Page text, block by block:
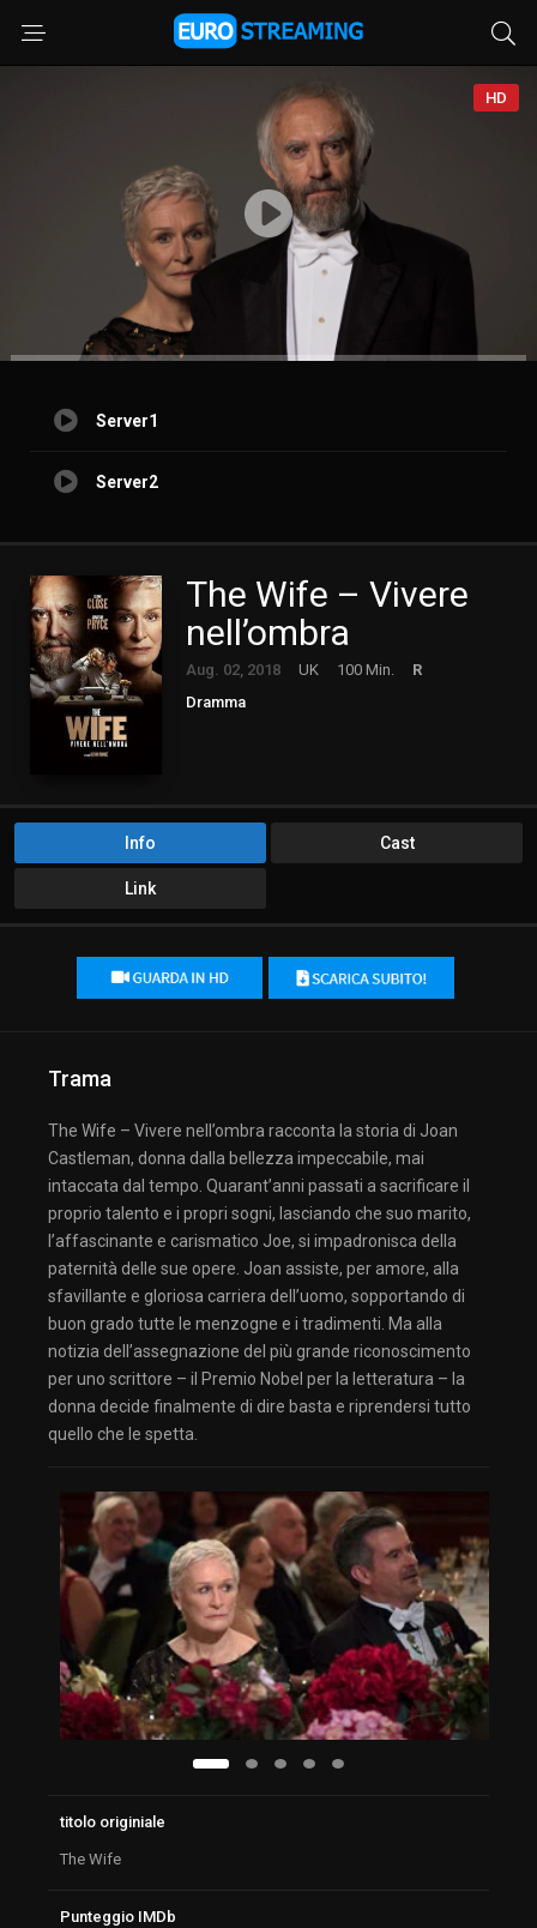
HD
Server1
Server2
The Wife – Vivere
nell’ombra
Aug. 02, 2018 UK 100 Min.
R
Dramma
Info Cast
Link
Trama
The Wife – Vivere nell’ombra racconta la storia di Joan
Castleman, donna dalla bellezza impeccabile, mai
intaccata dal tempo. Quarant’anni passati a sacrificare il
proprio talento e i propri sogni, lasciando che suo marito,
l’affascinante e carismatico Joe, si impadronisca della
paternità delle sue opere. Joan assiste, per amore, alla
sfavillante e gloriosa carriera dell’uomo, sopportando di
buon grado tutte le menzogne e i tradimenti. Ma alla
notizia dell’assegnazione del più grande riconoscimento
per uno scrittore – il Premio Nobel per la letteratura – la
donna decide finalmente di dire basta e riprendersi tutto
quello che le spetta.
titolo originiale
The Wife
Punteggio IMDb